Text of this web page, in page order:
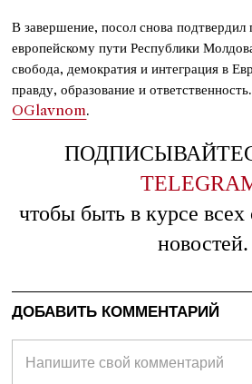
В завершение, посол снова
европейскому пути Республики
свобода, демократия и интеграция в
правду, образование и
OGlavnom.
чтобы быть в курсе
новостей.
ДОБАВИТЬ КОММЕНТАРИЙ